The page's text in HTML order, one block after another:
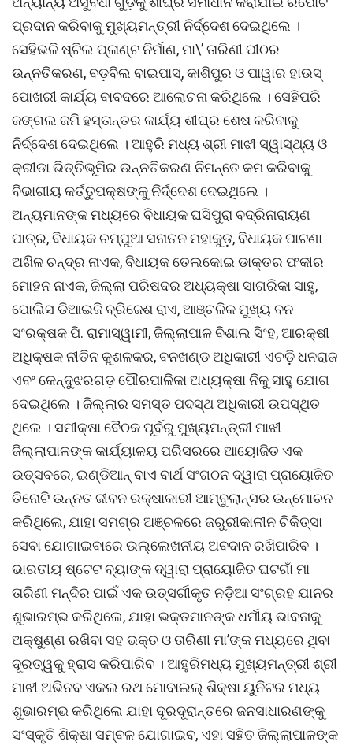
ପ୍ରଦାନ କରିବାକୁ ମୁଖ୍ୟମନ୍ତ୍ରୀ ନିର୍ଦ୍ଦେଶ ଦେଇଥିଲେ ।
ସେହିଭଳି ଷ୍ଟିଲ ପ୍ଳାଣ୍ଟ ନିର୍ମାଣ, ମା\’ ତାରିଣୀ ପୀଠର
ଉନ୍ନତିକରଣ, ବଡ଼ବିଲ ବାଇପାସ୍‌, କାଶିପୁର ଓ ପାୱାର ହାଉସ୍
ପୋଖରୀ କାର୍ଯ୍ୟ ବାବଦରେ ଆଲୋଚନା କରିଥିଲେ । ସେହିପରି
ଜଙ୍ଗଲ ଜମି ହସ୍ତାନ୍ତର କାର୍ଯ୍ୟ ଶୀଘ୍ର ଶେଷ କରିବାକୁ
ନିର୍ଦ୍ଦେଶ ଦେଇଥିଲେ । ଆହୁରି ମଧ୍ୟ ଶ୍ରୀ ମାଝୀ ସ୍ୱାସ୍ଥ୍ୟ ଓ
କ୍ରୀଡା ଭିତ୍ତିଭୂମିର ଉନ୍ନତିକରଣ ନିମନ୍ତେ କମ କରିବାକୁ
ବିଭାଗୀୟ କର୍ତ୍ତୁପକ୍ଷଙ୍କୁ ନିର୍ଦ୍ଦେଶ ଦେଇଥିଲେ ।
ଅନ୍ୟମାନଙ୍କ ମଧ୍ୟରେ ବିଧାୟକ ଘସିପୁରା ବଦ୍ରିନାରାୟଣ
ପାତ୍ର, ବିଧାୟକ ଚମ୍ପୁଆ ସନାତନ ମହାକୁଡ଼, ବିଧାୟକ ପାଟଣା
ଅଖିଳ ଚନ୍ଦ୍ର ନାଏକ, ବିଧାୟକ ତେଲକୋଇ ଡାକ୍ତର ଫକୀର
ମୋହନ ନାଏକ, ଜିଲ୍ଲା ପରିଷଦର ଅଧ୍ୟକ୍ଷା ସାଗରିକା ସାହୁ,
ପୋଲିସ ଡିଆଇଜି ବ୍ରିଜେଶ ରାଏ, ଆଞ୍ଚଳିକ ମୁଖ୍ୟ ବନ
ସଂରକ୍ଷକ ପି. ରାମାସ୍ୱାମୀ, ଜିଲ୍ଲାପାଳ ବିଶାଲ ସିଂହ, ଆରକ୍ଷୀ
ଅଧିକ୍ଷକ ନୀତିନ କୁଶଳକର, ବନଖଣ୍ଡ ଅଧିକାରୀ ଏଚଡ଼ି ଧନରାଜ
ଏବଂ କେନ୍ଦୁଝରଗଡ଼ ପୌରପାଳିକା ଅଧ୍ୟକ୍ଷା ନିକୁ ସାହୁ ଯୋଗ
ଦେଇଥିଲେ । ଜିଲ୍ଲାର ସମସ୍ତ ପଦସ୍ଥ ଅଧିକାରୀ ଉପସ୍ଥିତ
ଥିଲେ । ସମୀକ୍ଷା ବୈଠକ ପୂର୍ବରୁ ମୁଖ୍ୟମନ୍ତ୍ରୀ ମାଝୀ
ଜିଲ୍ଲାପାଳଙ୍କ କାର୍ଯ୍ୟାଳୟ ପରିସରରେ ଆୟୋଜିତ ଏକ
ଉତ୍ସବରେ, ଇଣ୍ଡିଆନ୍ ବାଏ ବାର୍ଥ ସଂଗଠନ ଦ୍ୱାରା ପ୍ରାୟୋଜିତ
ତିନୋଟି ଉନ୍ନତ ଜୀବନ ରକ୍ଷାକାରୀ ଆମ୍ବୁଲାନ୍ସର ଉନ୍ମୋଚନ
କରିଥିଲେ, ଯାହା ସମଗ୍ର ଅଞ୍ଚଳରେ ଜରୁରୀକାଳୀନ ଚିକିତ୍ସା
ସେବା ଯୋଗାଇବାରେ ଉଲ୍ଲେଖନୀୟ ଅବଦାନ ରଖିପାରିବ ।
ଭାରତୀୟ ଷ୍ଟେଟ ବ୍ୟାଙ୍କ ଦ୍ୱାରା ପ୍ରାୟୋଜିତ ଘଟଗାଁ ମା
ତାରିଣୀ ମନ୍ଦିର ପାଇଁ ଏକ ଉତ୍ସର୍ଗୀକୃତ ନଡ଼ିଆ ସଂଗ୍ରହ ଯାନର
ଶୁଭାରମ୍ଭ କରିଥିଲେ, ଯାହା ଭକ୍ତମାନଙ୍କ ଧର୍ମୀୟ ଭାବନାକୁ
ଅକ୍ଷୁଣ୍ଣ ରଖିବା ସହ ଭକ୍ତ ଓ ତାରିଣୀ ମା’ଙ୍କ ମଧ୍ୟରେ ଥିବା
ଦୂରତ୍ୱକୁ ହ୍ରାସ କରିପାରିବ । ଆହୁରିମଧ୍ୟ ମୁଖ୍ୟମନ୍ତ୍ରୀ ଶ୍ରୀ
ମାଝୀ ଅଭିନବ ଏକଲ ରଥ ମୋବାଇଲ୍ ଶିକ୍ଷା ୟୁନିଟର ମଧ୍ୟ
ଶୁଭାରମ୍ଭ କରିଥିଲେ ଯାହା ଦୂରଦୂରାନ୍ତରେ ଜନସାଧାରଣଙ୍କୁ
ସଂସ୍କୃତି ଶିକ୍ଷା ସମ୍ବଳ ଯୋଗାଇବ, ଏହା ସହିତ ଜିଲ୍ଲାପାଳଙ୍କ